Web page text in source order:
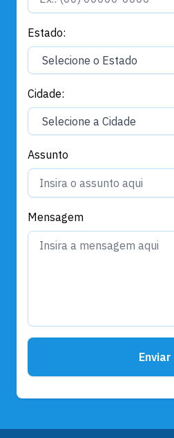
Estado:
Cidade:
Assunto
Mensagem
Enviar